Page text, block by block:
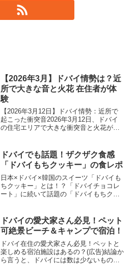
【2026年3月】ドバイ情勢は？近
所で大きな音と火花 在住者が体
験
【2026年3月12日】ドバイ情勢：近所で
起こった衝突音2026年3月12日、ドバイ
の住宅エリアで大きな衝突音と火花が確
過ぎ頃、大きな衝突音と火花のような光
が空に広が...
ドバイでも話題！ザクザク食感
「ドバイもちクッキー」の食レポ
日本×ドバイ×韓国のスイーツ「ドバイも
ちクッキー」とは！？「ドバイチョコレ
ート」に続いて話題の「ドバイもちクッ
もちろん、私たちが住んでいるドバイに
まで！ドバイチョコと同...
ドバイの愛犬家さん必見！ペット
可絶景ビーチ＆キャンプで宿泊！
ドバイ在住の愛犬家さん必見！ペットと
楽しめる宿泊施設はあるの？(広告)結論か
ら言うと、ドバイには数は少ないもの